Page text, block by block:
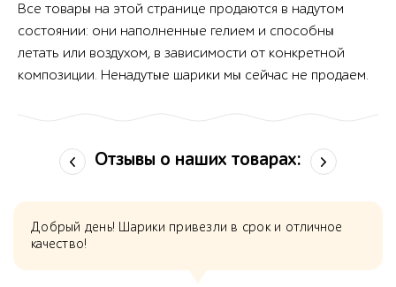
Все товары на этой странице продаются в надутом
состоянии: они наполненные гелием и способны
летать или воздухом, в зависимости от конкретной
композиции. Ненадутые шарики мы сейчас не продаем.
Отзывы о наших товарах:
Добрый день! Шарики привезли в срок и отличное
качество!